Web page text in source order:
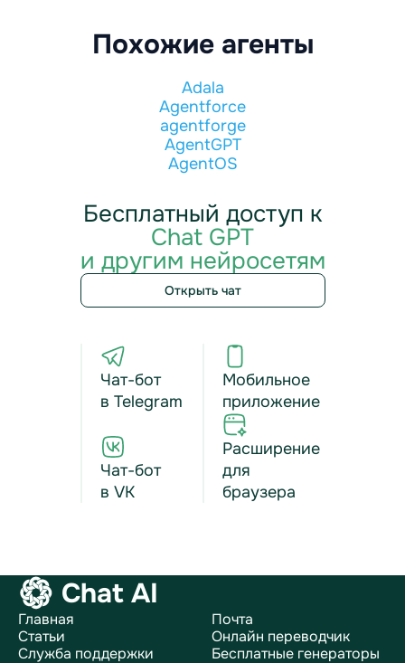
Похожие агенты
Adala
Agentforce
agentforge
AgentGPT
AgentOS
Бесплатный доступ к
Chat GPT
и другим нейросетям
Открыть чат
Чат-бот
в Telegram
Чат-бот
в VK
Мобильное
приложение
Расширение
для
браузера
Chat AI
Главная
Статьи
Служба поддержки
Почта
Онлайн переводчик
Бесплатные генераторы